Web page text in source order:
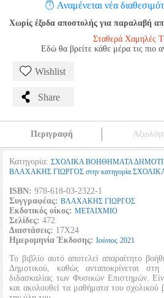
Αναμένεται νέα
Χωρίς έξοδα αποστολής για παραλαβή
Σταθερά Χαμηλές
Εδώ θα βρείτε κάθε μέρα τις πιο
Wishlist
Share
Περιγραφή
Κατηγορία: ΣΧΟΛΙΚΑ ΒΟΗΘΗΜΑΤΑ
ΒΛΑΧΑΚΗΣ ΓΙΩΡΓΟΣ στην κατηγορία
ISBN: 978-618-03-2322-1
Συγγραφέας: ΒΛΑΧΑΚΗΣ ΓΙΩΡΓΟΣ
Εκδοτικός οίκος: ΜΕΤΑΙΧΜΙΟ
Σελίδες: 472
Διαστάσεις: 17Χ24
Ημερομηνία Έκδοσης: Ιούνιος 2021
Το βιβλίο αυτό αποτελεί απαραίτητο
Δημοτικού, καθώς ανταποκρίνεται
διδασκαλίας των Φυσικών Επιστημών.
και ακολουθεί τα μαθήματα του σχολικού